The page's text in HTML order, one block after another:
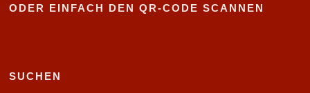
ODER EINFACH DEN QR-CODE SCANNEN
SUCHEN